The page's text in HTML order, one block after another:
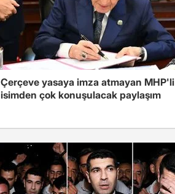
Çerçeve yasaya imza atmayan MHP'li
isimden çok konuşulacak paylaşım